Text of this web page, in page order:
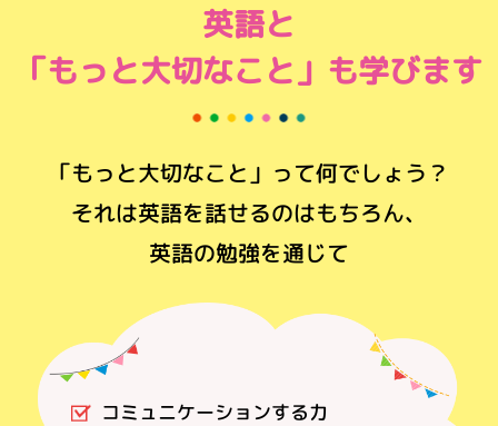
英語と
「もっと大切なこと」も学びます
「もっと大切なこと」って何でしょう？
それは英語を話せるのはもちろん、
英語の勉強を通じて
コミュニケーションする力